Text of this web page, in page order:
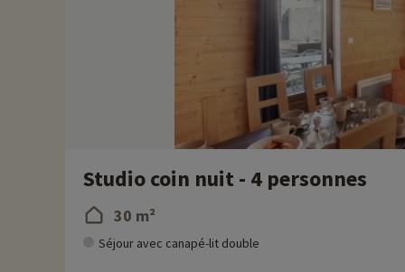
Studio coin nuit - 4 personnes
30 m²
Séjour avec canapé-lit double